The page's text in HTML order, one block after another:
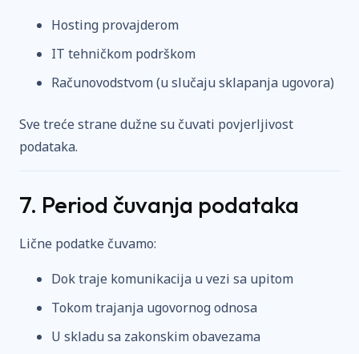
Hosting provajderom
IT tehničkom podrškom
Računovodstvom (u slučaju sklapanja ugovora)
Sve treće strane dužne su čuvati povjerljivost
podataka.
7. Period čuvanja podataka
Lične podatke čuvamo:
Dok traje komunikacija u vezi sa upitom
Tokom trajanja ugovornog odnosa
U skladu sa zakonskim obavezama